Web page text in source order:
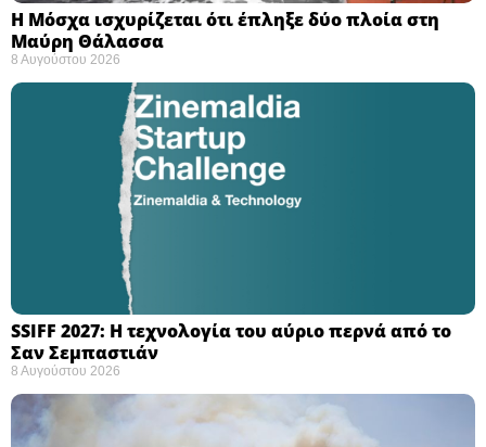
Η Μόσχα ισχυρίζεται ότι έπληξε δύο πλοία στη
Μαύρη Θάλασσα ​
8 Αυγούστου 2026
SSIFF 2027: Η τεχνολογία του αύριο περνά από το
Σαν Σεμπαστιάν ​
8 Αυγούστου 2026